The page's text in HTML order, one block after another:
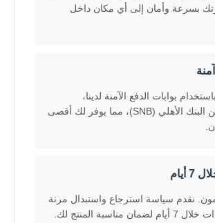
بسرعة وأمان إلى أي مكان داخل
بوابات الدفع الآمنة لدينا،
المدعومة من البنك الأهلي (SNB)، مما يوفر لك أقصى
أيام
نقدم سياسة استرجاع واستبدال مرنة
مناسبة المنتج لك.